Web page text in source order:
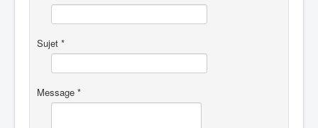
Sujet *
Message *